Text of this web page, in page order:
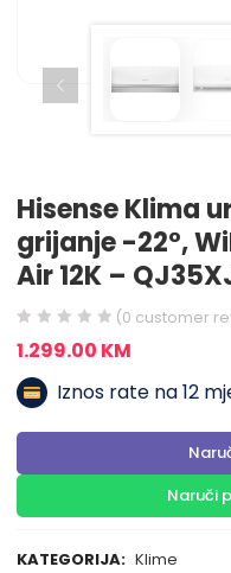
Hisense Klima
grijanje -22°,
Air 12K –
(0 customer
1.299.00 KM
Iznos rate na 12
Naruči
KATEGORIJA: Klime